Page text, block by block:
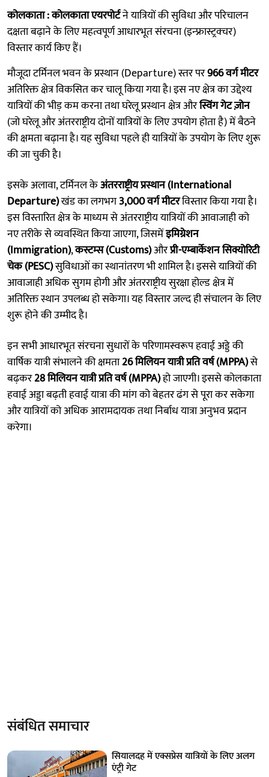
कोलकाता : कोलकाता एयरपोर्टने यात्रियों की सुविधा और परिचालन
दक्षता बढ़ाने के लिए महत्वपूर्ण आधारभूत संरचना (इन्फ्रास्ट्रक्चर)
विस्तार कार्य किए हैं।
मौजूदा टर्मिनल भवन के प्रस्थान (Departure) स्तर पर966 वर्ग मीटर
अतिरिक्त क्षेत्र विकसित कर चालू किया गया है। इस नए क्षेत्र का उद्देश्य
यात्रियों की भीड़ कम करना तथा घरेलू प्रस्थान क्षेत्र औरस्विंग गेट ज़ोन
(जो घरेलू और अंतरराष्ट्रीय दोनों यात्रियों के लिए उपयोग होता है) में बैठने
की क्षमता बढ़ाना है। यह सुविधा पहले ही यात्रियों के उपयोग के लिए शुरू
की जा चुकी है।
इसके अलावा, टर्मिनल केअंतरराष्ट्रीय प्रस्थान (International
Departure)खंड का लगभग3,000 वर्ग मीटरविस्तार किया गया है।
इस विस्तारित क्षेत्र के माध्यम से अंतरराष्ट्रीय यात्रियों की आवाजाही को
नए तरीके से व्यवस्थित किया जाएगा, जिसमेंइमिग्रेशन
(Immigration),कस्टम्स (Customs)औरप्री-एम्बार्केशन सिक्योरिटी
चेक (PESC)सुविधाओं का स्थानांतरण भी शामिल है। इससे यात्रियों की
आवाजाही अधिक सुगम होगी और अंतरराष्ट्रीय सुरक्षा होल्ड क्षेत्र में
अतिरिक्त स्थान उपलब्ध हो सकेगा। यह विस्तार जल्द ही संचालन के लिए
शुरू होने की उम्मीद है।
इन सभी आधारभूत संरचना सुधारों के परिणामस्वरूप हवाई अड्डे की
वार्षिक यात्री संभालने की क्षमता26 मिलियन यात्री प्रति वर्ष (MPPA)से
बढ़कर28 मिलियन यात्री प्रति वर्ष (MPPA)हो जाएगी। इससे कोलकाता
हवाई अड्डा बढ़ती हवाई यात्रा की मांग को बेहतर ढंग से पूरा कर सकेगा
और यात्रियों को अधिक आरामदायक तथा निर्बाध यात्रा अनुभव प्रदान
करेगा।
संबंधित समाचार
सियालदह में एक्सप्रेस यात्रियों के लिए अलग
एंट्री गेट